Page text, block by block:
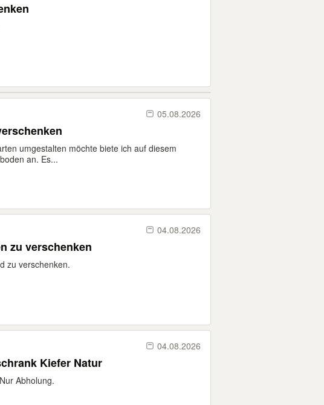
05.08.2026
umgestalten möchte biete ich auf diesem
an. Es...
04.08.2026
zu verschenken
zu verschenken.
04.08.2026
Kiefer Natur
Abholung.